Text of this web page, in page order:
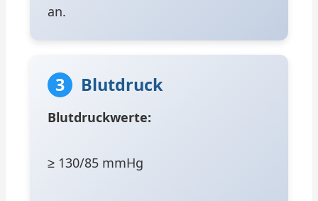
an.
3 Blutdruck
Blutdruckwerte:
≥ 130/85 mmHg